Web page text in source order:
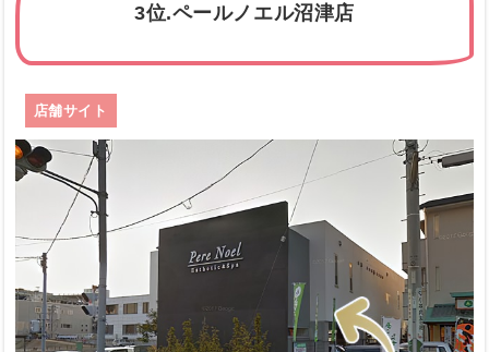
3位.ペールノエル沼津店
店舗サイト